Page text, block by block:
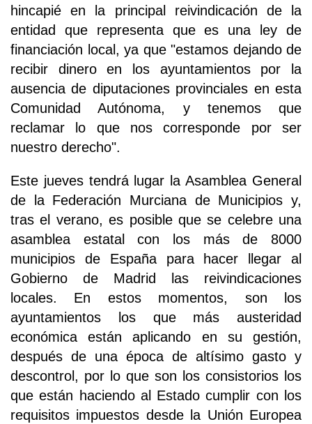
hincapié en la principal reivindicación de la
entidad que representa que es una ley de
financiación local, ya que "estamos dejando de
recibir dinero en los ayuntamientos por la
ausencia de diputaciones provinciales en esta
Comunidad Autónoma, y tenemos que
reclamar lo que nos corresponde por ser
nuestro derecho".
Este jueves tendrá lugar la Asamblea General
de la Federación Murciana de Municipios y,
tras el verano, es posible que se celebre una
asamblea estatal con los más de 8000
municipios de España para hacer llegar al
Gobierno de Madrid las reivindicaciones
locales. En estos momentos, son los
ayuntamientos los que más austeridad
económica están aplicando en su gestión,
después de una época de altísimo gasto y
descontrol, por lo que son los consistorios los
que están haciendo al Estado cumplir con los
requisitos impuestos desde la Unión Europea